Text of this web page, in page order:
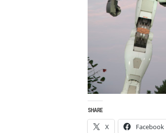
SHARE
X Facebook